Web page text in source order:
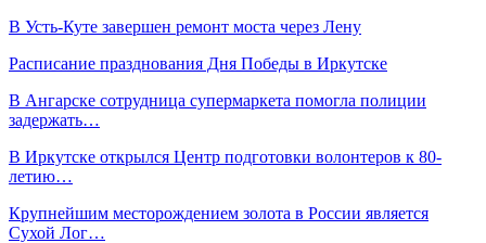
В Усть-Куте завершен ремонт моста через Лену
Расписание празднования Дня Победы в Иркутске
В Ангарске сотрудница супермаркета помогла полиции
задержать…
В Иркутске открылся Центр подготовки волонтеров к 80-
летию…
Крупнейшим месторождением золота в России является
Сухой Лог…